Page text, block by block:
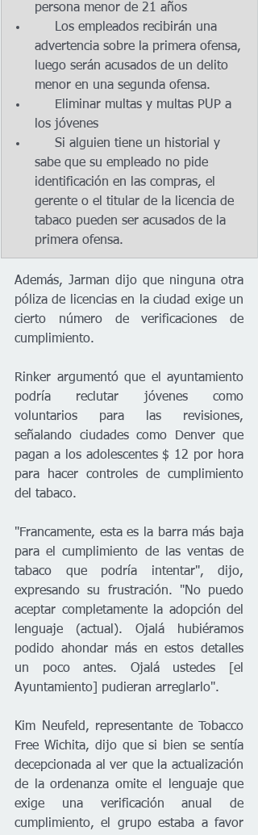
persona menor de 21 años
advertencia sobre la primera ofensa,
luego serán acusados de un delito
menor en una segunda ofensa.
los jóvenes
sabe que su empleado no pide
identificación en las compras, el
gerente o el titular de la licencia de
tabaco pueden ser acusados de la
primera ofensa.
Además, Jarman dijo que ninguna otra
póliza de licencias en la ciudad exige un
cierto número de verificaciones de
cumplimiento.
Rinker argumentó que el ayuntamiento
podría reclutar jóvenes como
voluntarios para las revisiones,
señalando ciudades como Denver que
pagan a los adolescentes $ 12 por hora
para hacer controles de cumplimiento
del tabaco.
"Francamente, esta es la barra más baja
para el cumplimiento de las ventas de
tabaco que podría intentar", dijo,
expresando su frustración. "No puedo
aceptar completamente la adopción del
lenguaje (actual). Ojalá hubiéramos
podido ahondar más en estos detalles
un poco antes. Ojalá ustedes [el
Ayuntamiento] pudieran arreglarlo".
Kim Neufeld, representante de Tobacco
Free Wichita, dijo que si bien se sentía
decepcionada al ver que la actualización
de la ordenanza omite el lenguaje que
exige una verificación anual de
cumplimiento, el grupo estaba a favor